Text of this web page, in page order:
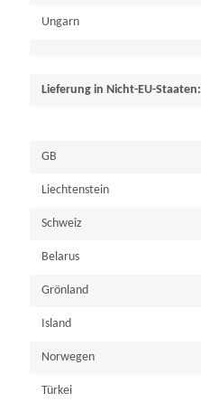
Ungarn
Lieferung in Nicht-EU-Staaten:
GB
Liechtenstein
Schweiz
Belarus
Grönland
Island
Norwegen
Türkei